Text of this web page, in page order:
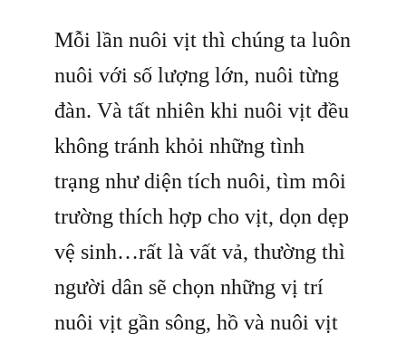
Mỗi lần nuôi vịt thì chúng ta luôn
nuôi với số lượng lớn, nuôi từng
đàn. Và tất nhiên khi nuôi vịt đều
không tránh khỏi những tình
trạng như diện tích nuôi, tìm môi
trường thích hợp cho vịt, dọn dẹp
vệ sinh…rất là vất vả, thường thì
người dân sẽ chọn những vị trí
nuôi vịt gần sông, hồ và nuôi vịt